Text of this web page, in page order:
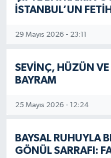
İSTANBUL’UN
29 Mayıs 2026 - 23:11
SEVİNÇ, HÜZÜN
BAYRAM
25 Mayıs 2026 - 12:24
BAYSAL RUHUYLA
GÖNÜL SARRAFI: